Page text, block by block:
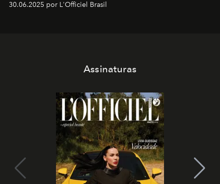
30.06.2025 por L'Officiel Brasil
Assinaturas